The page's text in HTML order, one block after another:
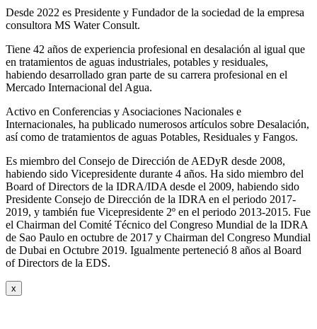
Desde 2022 es Presidente y Fundador de la sociedad de la empresa
consultora MS Water Consult.
Tiene 42 años de experiencia profesional en desalación al igual que
en tratamientos de aguas industriales, potables y residuales,
habiendo desarrollado gran parte de su carrera profesional en el
Mercado Internacional del Agua.
Activo en Conferencias y Asociaciones Nacionales e
Internacionales, ha publicado numerosos artículos sobre Desalación,
así como de tratamientos de aguas Potables, Residuales y Fangos.
Es miembro del Consejo de Dirección de AEDyR desde 2008,
habiendo sido Vicepresidente durante 4 años. Ha sido miembro del
Board of Directors de la IDRA/IDA desde el 2009, habiendo sido
Presidente Consejo de Dirección de la IDRA en el periodo 2017-
2019, y también fue Vicepresidente 2º en el periodo 2013-2015. Fue
el Chairman del Comité Técnico del Congreso Mundial de la IDRA
de Sao Paulo en octubre de 2017 y Chairman del Congreso Mundial
de Dubai en Octubre 2019. Igualmente perteneció 8 años al Board
of Directors de la EDS.
x